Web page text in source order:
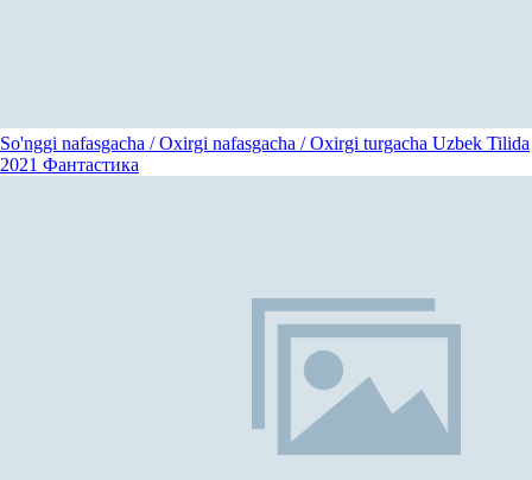
So'nggi nafasgacha / Oxirgi nafasgacha / Oxirgi turgacha Uzbek Tilida
2021 Фантастика